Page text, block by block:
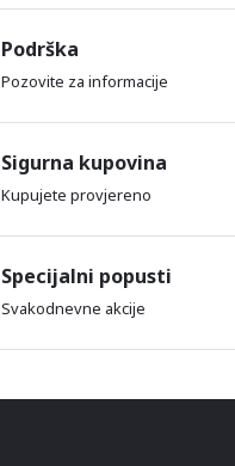
Podrška
Pozovite za informacije
Sigurna kupovina
Kupujete provjereno
Specijalni popusti
Svakodnevne akcije